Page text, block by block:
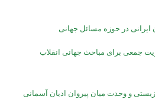
ایرانی در حوزه مسائل جهانی
جمعی برای مباحث جهانی انقلاب
و وحدت میان پیروان ادیان آسمانی